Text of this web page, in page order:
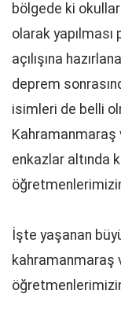
bölgede ki
olarak yapılması
açılışına
deprem
isimleri de belli
Kahramanmaraş
enkazlar altında
İşte yaşanan
kahramanmaraş